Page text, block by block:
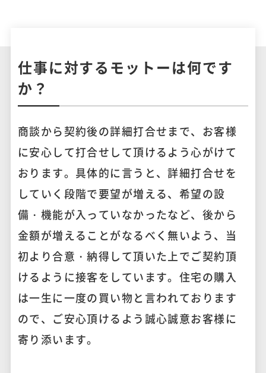
仕事に対するモットーは何です
か？
商談から契約後の詳細打合せまで、お客様
に安心して打合せして頂けるよう心がけて
おります。具体的に言うと、詳細打合せを
していく段階で要望が増える、希望の設
備・機能が入っていなかったなど、後から
金額が増えることがなるべく無いよう、当
初より合意・納得して頂いた上でご契約頂
けるように接客をしています。住宅の購入
は一生に一度の買い物と言われております
ので、ご安心頂けるよう誠心誠意お客様に
寄り添います。